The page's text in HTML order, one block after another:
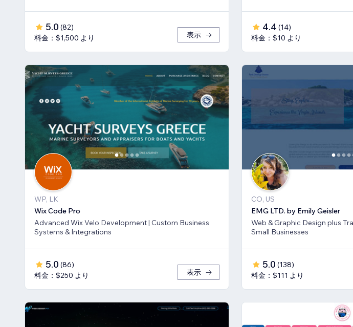
5.0 (82)
料金：$1,500 より
表示
4.4 (14)
料金：$10 より
WP, LK
Wix Code Pro
Advanced Wix Velo Development | Custom Business
Systems & Integrations
5.0 (86)
料金：$250 より
表示
CO, US
EMG LTD. by Emily Geisler
Web & Graphic Design plus
Small Businesses
5.0 (138)
料金：$111 より